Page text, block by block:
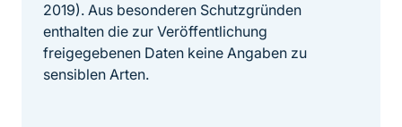
2019). Aus besonderen Schutzgründen
enthalten die zur Veröffentlichung
freigegebenen Daten keine Angaben zu
sensiblen Arten.